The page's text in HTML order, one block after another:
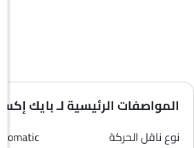
المواصفات الرئيسية لـ بايك إكس 7 2026
نوع ناقل الحركة
Automatic